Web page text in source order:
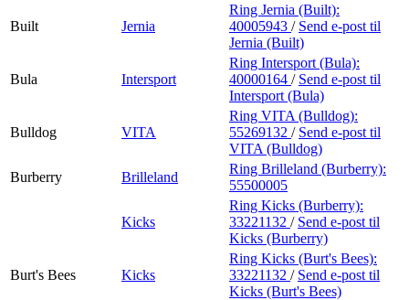
Built Jernia
Ring Jernia (Built):
40005943 / Send e-post til
Jernia (Built)
Bula Intersport
Ring Intersport (Bula):
40000164 / Send e-post til
Intersport (Bula)
Bulldog VITA
Ring VITA (Bulldog):
55269132 / Send e-post til
VITA (Bulldog)
Burberry
Brilleland
Ring Brilleland (Burberry):
55500005
Kicks
Ring Kicks (Burberry):
33221132 / Send e-post til
Kicks (Burberry)
Burt's Bees Kicks
Ring Kicks (Burt's Bees):
33221132 / Send e-post til
Kicks (Burt's Bees)